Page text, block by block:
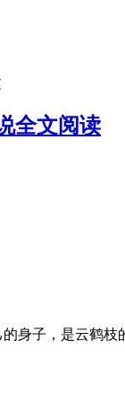
全文阅读
身子，是云鹤枝